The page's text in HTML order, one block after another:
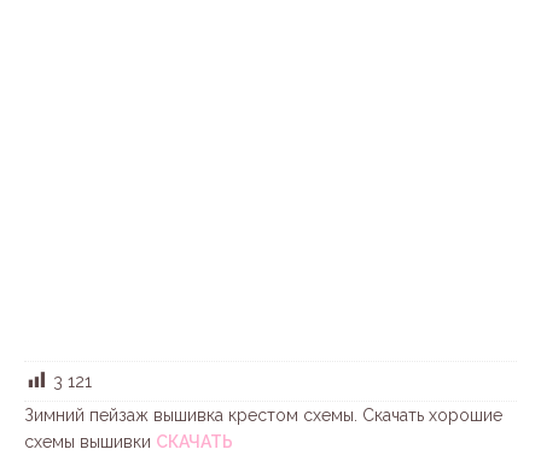
3 121
Зимний пейзаж вышивка крестом схемы. Скачать хорошие
схемы вышивки СКАЧАТЬ